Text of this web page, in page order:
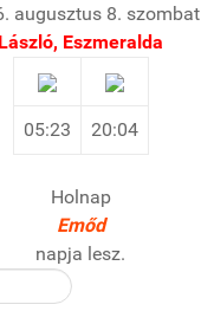
augusztus 8. szombat
László, Eszmeralda
05:23 20:04
Holnap
Emőd
napja lesz.